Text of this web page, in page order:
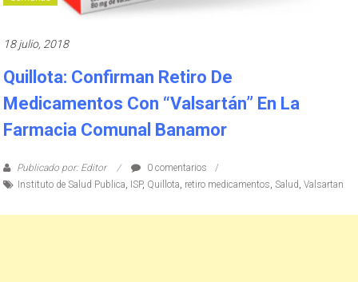
18 julio, 2018
Quillota: Confirman Retiro De
Medicamentos Con “Valsartán” En La
Farmacia Comunal Banamor
Publicado por: Editor
0 comentarios
Instituto de Salud Publica, ISP, Quillota, retiro medicamentos,Salud,Valsartan